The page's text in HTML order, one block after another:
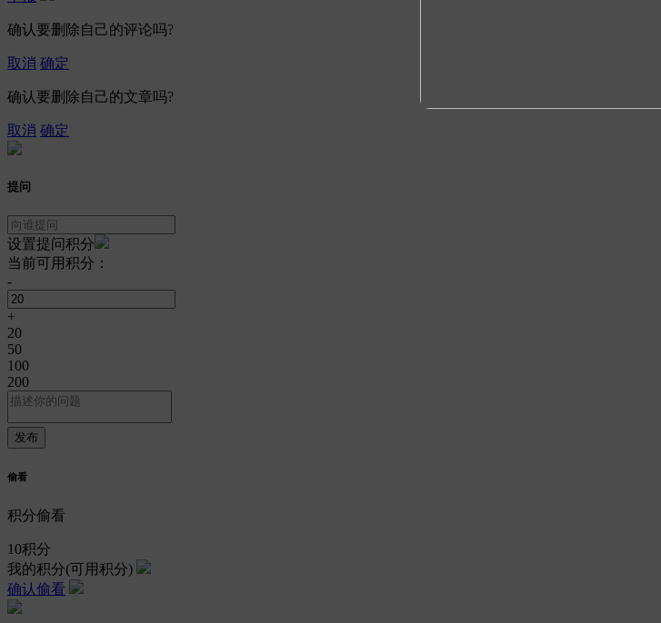
确认要删除自己的评论吗?
取消 确定
确认要删除自己的文章吗?
取消 确定
提问
设置提问积分
当前可用积分：
-
+
20
50
100
200
偷看
积分偷看
10积分
我的积分(可用积分)
确认偷看